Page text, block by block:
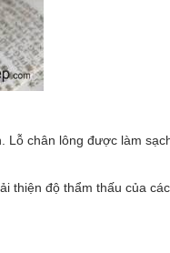
Lỗ chân lông được làm
thiện độ thẩm thấu của